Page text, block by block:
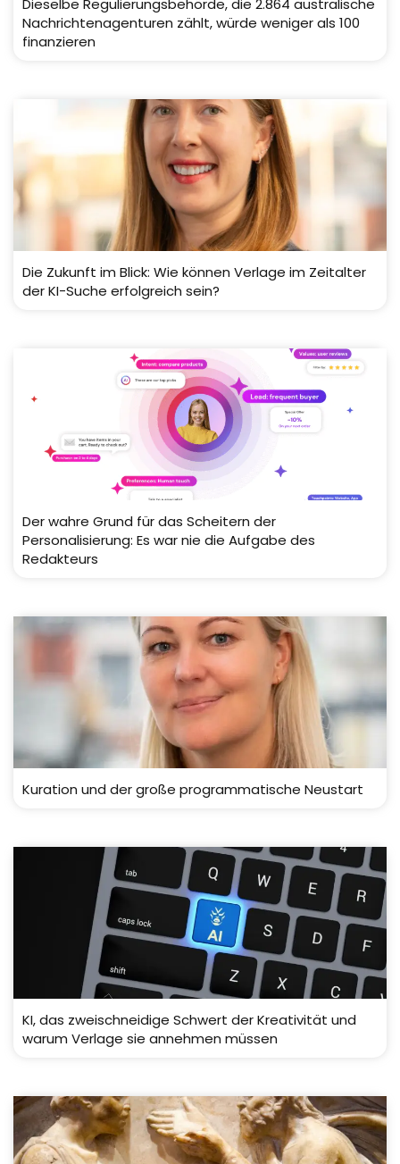
Dieselbe Regulierungsbehörde, die 2.864 australische
Nachrichtenagenturen zählt, würde weniger als 100
finanzieren
Die Zukunft im Blick: Wie können Verlage im Zeitalter
der KI-Suche erfolgreich sein?
Der wahre Grund für das Scheitern der
Personalisierung: Es war nie die Aufgabe des
Redakteurs
Kuration und der große programmatische Neustart
KI, das zweischneidige Schwert der Kreativität und
warum Verlage sie annehmen müssen